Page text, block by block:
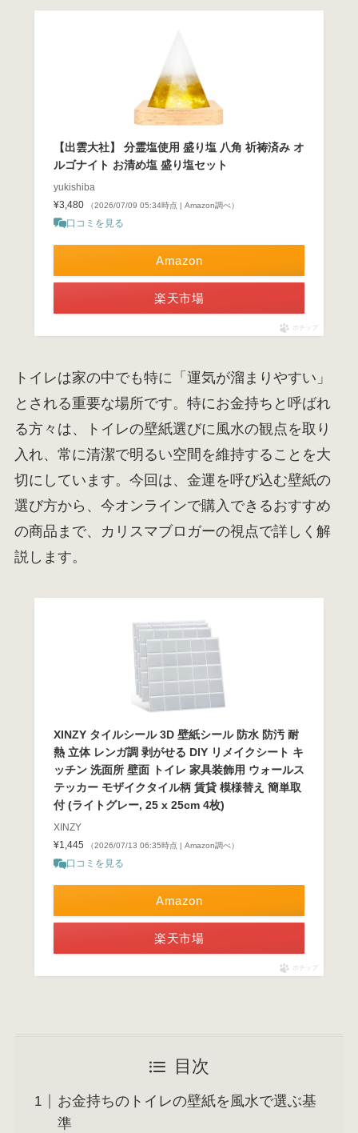
【出雲大社】 分霊塩使用 盛り塩 八角 祈祷済み オ
ルゴナイト お清め塩 盛り塩セット
yukishiba
¥3,480
（2026/07/09 05:34時点 | Amazon調べ）
口コミを見る
Amazon
楽天市場
ポチップ
トイレは家の中でも特に「運気が溜まりやすい」
とされる重要な場所です。特にお金持ちと呼ばれ
る方々は、トイレの壁紙選びに風水の観点を取り
入れ、常に清潔で明るい空間を維持することを大
切にしています。今回は、金運を呼び込む壁紙の
選び方から、今オンラインで購入できるおすすめ
の商品まで、カリスマブロガーの視点で詳しく解
説します。
XINZY タイルシール 3D 壁紙シール 防水 防汚 耐
熱 立体 レンガ調 剥がせる DIY リメイクシート キ
ッチン 洗面所 壁面 トイレ 家具装飾用 ウォールス
テッカー モザイクタイル柄 賃貸 模様替え 簡単取
付 (ライトグレー, 25 x 25cm 4枚)
XINZY
¥1,445
（2026/07/13 06:35時点 | Amazon調べ）
口コミを見る
Amazon
楽天市場
ポチップ
目次
お金持ちのトイレの壁紙を風水で選ぶ基
準